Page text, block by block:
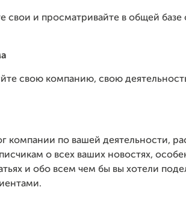
свои и просматривайте в общей базе
свою компанию, свою
компании по вашей деятельности,
о всех ваших новостях,
и обо всем чем бы вы хотели